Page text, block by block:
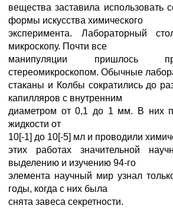
вещества заставила использовать
формы искусства химического
эксперимента. Лабораторный
микроскопу. Почти все
манипуляции пришлось
стереомикроскопом. Обычные
стаканы и Колбы сократились до
капилляров с внутренним
диаметром от 0,1 до 1 мм. В них
жидкости от
10[-1] до 10[-5] мл и проводили
этих работах значительной
выделению и изучению 94-го
элемента научный мир узнал
годы, когда с них была
снята завеса секретности.